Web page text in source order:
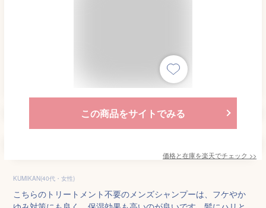
この商品をサイトでみる
価格と在庫を楽天でチェック >>
KUMIKAN(40代・女性)
こちらのトリートメント不要のメンズシャンプーは、フケやか